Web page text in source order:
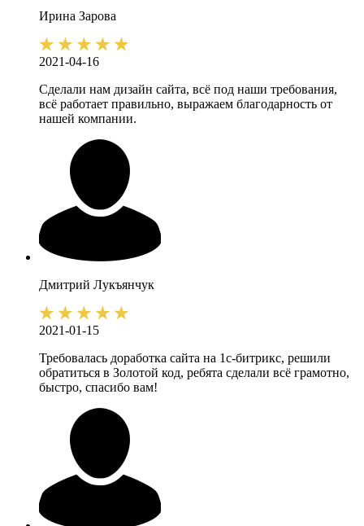
Ирина Зарова
2021-04-16
Сделали нам дизайн сайта, всё под наши требования,
всё работает правильно, выражаем благодарность от
нашей компании.
Дмитрий Лукъянчук
2021-01-15
Требовалась доработка сайта на 1с-битрикс, решили
обратиться в Золотой код, ребята сделали всё грамотно,
быстро, спасибо вам!